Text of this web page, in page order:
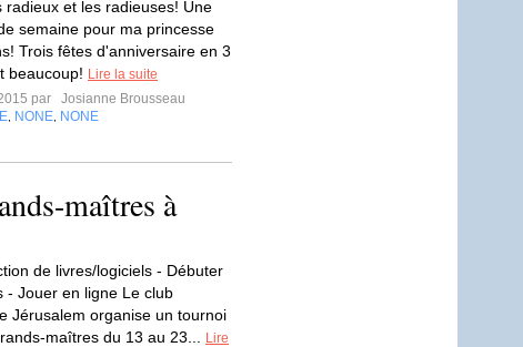
radieux et les radieuses! Une
semaine pour ma princesse
Trois fêtes d'anniversaire en 3
beaucoup! Lire la suite
par
Josianne Brousseau
NONE NONE
maîtres à
de livres/logiciels - Débuter
- Jouer en ligne Le club
Jérusalem organise un tournoi
maîtres du 13 au 23...
Lire